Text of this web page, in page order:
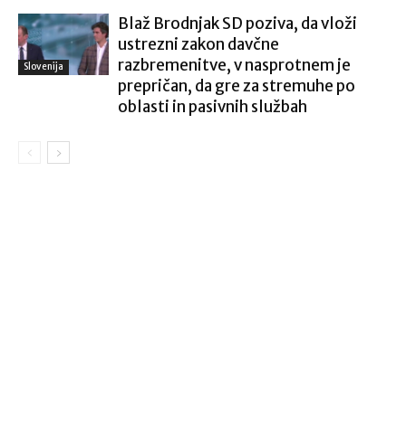
Slovenija
Blaž Brodnjak SD poziva, da vloži
ustrezni zakon davčne
razbremenitve, v nasprotnem je
prepričan, da gre za stremuhe po
oblasti in pasivnih službah